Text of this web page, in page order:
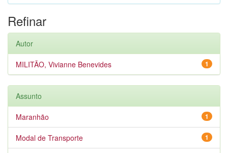
Refinar
Autor
1
MILITÃO, Vivianne Benevides
Assunto
1
Maranhão
1
Modal de Transporte